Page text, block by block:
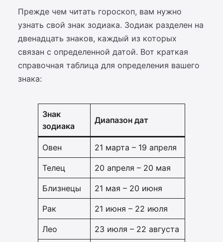
Прежде чем читать гороскоп, вам нужно
узнать свой знак зодиака. Зодиак разделен на
двенадцать знаков, каждый из которых
связан с определенной датой. Вот краткая
справочная таблица для определения вашего
знака:
Знак
зодиака
Диапазон дат
Овен 21 марта – 19 апреля
Телец 20 апреля – 20 мая
Близнецы 21 мая – 20 июня
Рак 21 июня – 22 июля
Лео 23 июля – 22 августа